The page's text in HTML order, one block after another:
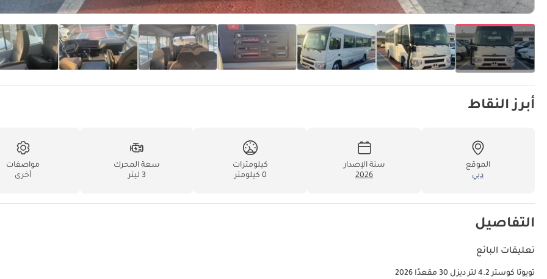
أبرز النقاط
الموقع
دبي
سنة الإصدار
2026
كيلومترات
0 كيلومتر
سعة المحرك
3 ليتر
مواصفات
أخرى
التفاصيل
تعليقات البائع
تويوتا كوستر 4.2 لتر ديزل 30 مقعدًا 2026